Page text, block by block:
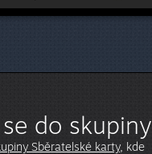
do skupiny
Sběratelské karty, kde